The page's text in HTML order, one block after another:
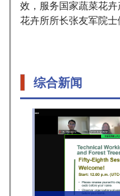
效，服务国家蔬菜花
花卉所所长张友军院士
综合新闻